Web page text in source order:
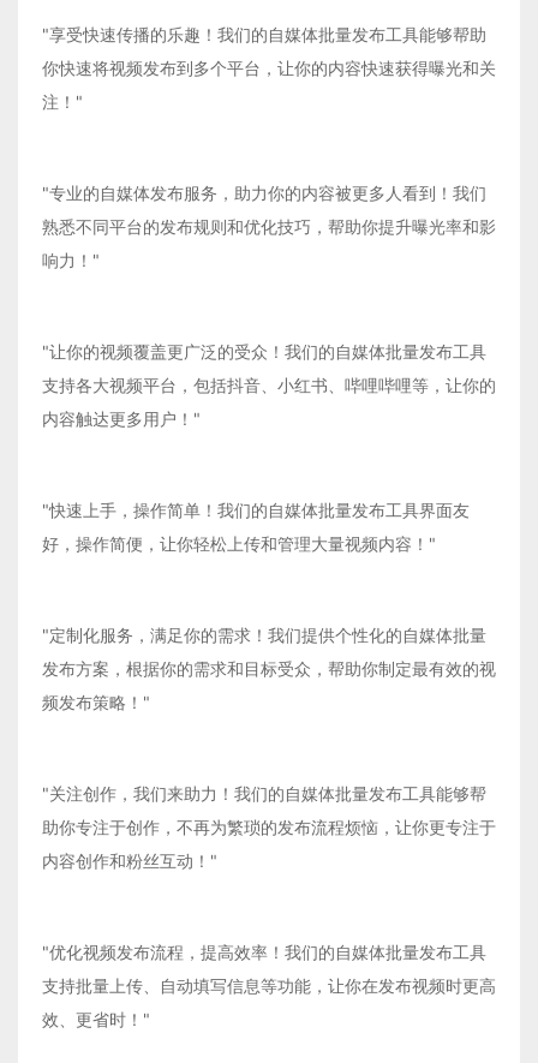
"享受快速传播的乐趣！我们的自媒体批量发布工具能够帮助
你快速将视频发布到多个平台，让你的内容快速获得曝光和关
注！"
"专业的自媒体发布服务，助力你的内容被更多人看到！我们
熟悉不同平台的发布规则和优化技巧，帮助你提升曝光率和影
响力！"
"让你的视频覆盖更广泛的受众！我们的自媒体批量发布工具
支持各大视频平台，包括抖音、小红书、哔哩哔哩等，让你的
内容触达更多用户！"
"快速上手，操作简单！我们的自媒体批量发布工具界面友
好，操作简便，让你轻松上传和管理大量视频内容！"
"定制化服务，满足你的需求！我们提供个性化的自媒体批量
发布方案，根据你的需求和目标受众，帮助你制定最有效的视
频发布策略！"
"关注创作，我们来助力！我们的自媒体批量发布工具能够帮
助你专注于创作，不再为繁琐的发布流程烦恼，让你更专注于
内容创作和粉丝互动！"
"优化视频发布流程，提高效率！我们的自媒体批量发布工具
支持批量上传、自动填写信息等功能，让你在发布视频时更高
效、更省时！"